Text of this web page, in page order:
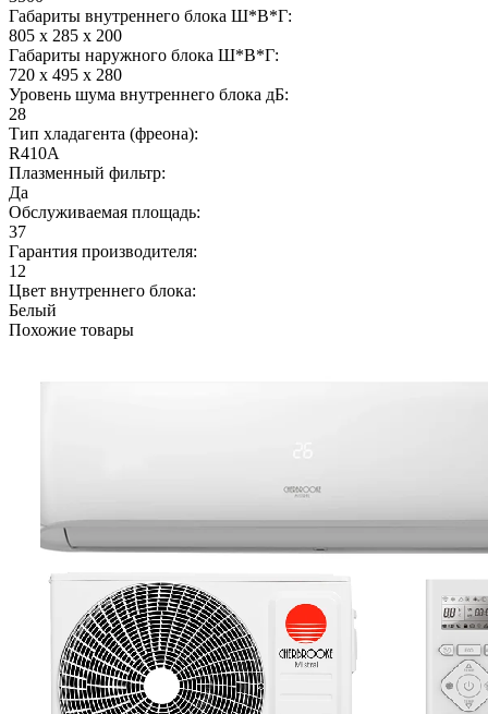
Габариты внутреннего блока Ш*В*Г:
805 x 285 x 200
Габариты наружного блока Ш*В*Г:
720 x 495 x 280
Уровень шума внутреннего блока дБ:
28
Тип хладагента (фреона):
R410A
Плазменный фильтр:
Да
Обслуживаемая площадь:
37
Гарантия производителя:
12
Цвет внутреннего блока:
Белый
Похожие товары